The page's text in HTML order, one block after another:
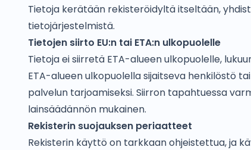
Tietoja kerätään rekisteröidyltä itseltään,
tietojärjestelmistä.
Tietojen siirto EU:n tai ETA:n ulkopuolelle
Tietoja ei siirretä ETA-alueen ulkopuolelle,
ETA-alueen ulkopuolella sijaitseva henkilöstö
palvelun tarjoamiseksi. Siirron tapahtuessa
lainsäädännön mukainen.
Rekisterin suojauksen periaatteet
Rekisterin käyttö on tarkkaan ohjeistettua, ja